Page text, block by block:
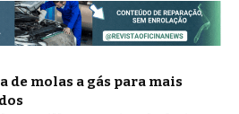
de molas a gás para mais